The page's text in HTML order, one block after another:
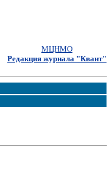
МЦНМО
Редакция журнала "Квант"